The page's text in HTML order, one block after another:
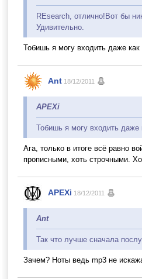
REsearch, отлично!Вот бы
Удивительно.
Тобишь я могу входить даже как
Ant 18/12/2011
APEXi
Тобишь я могу входить даже
Ага, только в итоге всё равно
прописными, хоть строчными.
APEXi 18/12/2011
Ant
Так что лучше сначала
Зачем? Ноты ведь mp3 не